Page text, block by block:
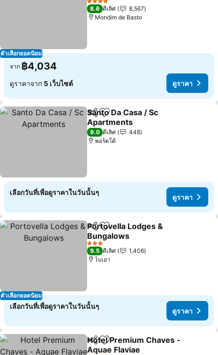
ตัวเลือกยอดนิยม
4 ดาว
8.6 ดีเลิศ
8,567
Mondim de Basto
จาก ฿4,034
ดูราคาจาก 5 เว็บไซต์ ดูราคา
แชร์ เพิ่มในรายการโปรด
Santo Da Casa / Sc
Apartments
9.0 ดีเลิศ
448
พอร์ตโต้
เลือกวันที่เพื่อดูราคาในวันนั้นๆ
ดูราคา
ตัวเลือกยอดนิยม
แชร์ เพิ่มในรายการโปรด
Portovella Lodges &
Bungalows
3 ดาว
9.5 ดีเลิศ
1,406
ไบเอา
เลือกวันที่เพื่อดูราคาในวันนั้นๆ
ดูราคา
แชร์ เพิ่มในรายการโปรด
Hotel Premium Chaves -
Aquae Flaviae